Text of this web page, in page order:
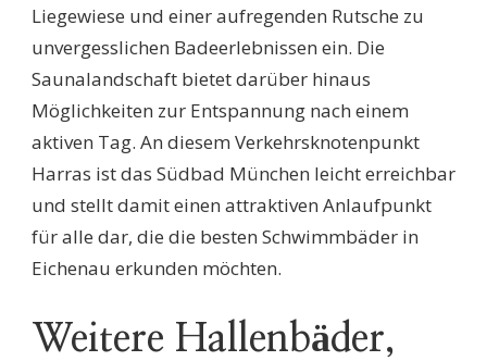
Liegewiese und einer aufregenden Rutsche zu
unvergesslichen Badeerlebnissen ein. Die
Saunalandschaft bietet darüber hinaus
Möglichkeiten zur Entspannung nach einem
aktiven Tag. An diesem Verkehrsknotenpunkt
Harras ist das Südbad München leicht erreichbar
und stellt damit einen attraktiven Anlaufpunkt
für alle dar, die die besten Schwimmbäder in
Eichenau erkunden möchten.
Weitere Hallenbäder,